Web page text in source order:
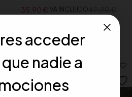
35,90 €IVA INCLUIDO
-18%
acceder
nadie a